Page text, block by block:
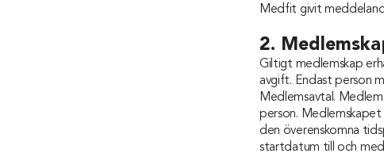
Medfit givit
2.
Giltigt medlemskap
avgift. Endast person
Medlemsavtal.
person.
den överenskomna
startdatum till och